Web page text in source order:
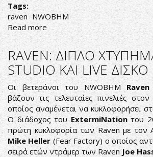
Tags:
raven NWOBHM
Read more about
RAVEN:
TRACKLIST
KAI
EΞΩΦΥΛΛΟ
ΓΙΑ
ΤΟ
ΝΕΟ
LP
"METAL
CITY"
RAVEN: ΔΙΠΛΟ
STUDIO ΚΑΙ LIVE ΔΙΣΚΟ
Οι βετεράνοι του NWOBHMRaven
βάζουν τις τελευταίες πινελιές
οποίος αναμένεται να κυκλοφορήσει
Ο διάδοχος του ExtermiNationτου
πρώτη κυκλοφορία των Raven με τον
Mike Heller (Fear Factory) ο οποίος
σειρά ετών ντράμερ των RavenJoe